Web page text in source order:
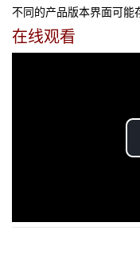
不同的产品版本界面可能
在线观看